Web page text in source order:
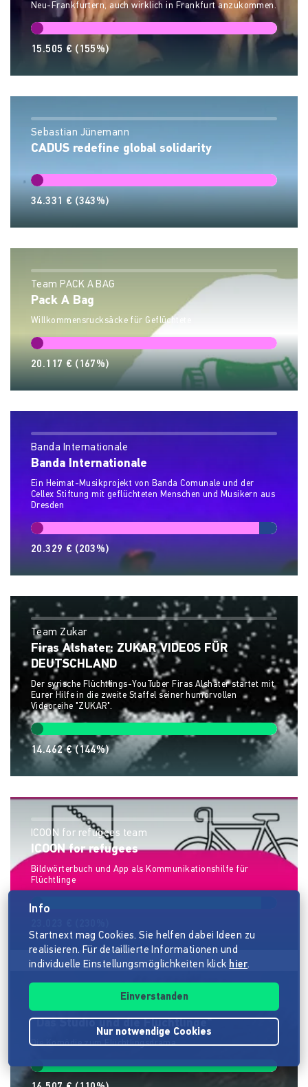
Neu-Frankfurtern, auch wirklich in Frankfurt anzukommen.
15.505 € (155%)
Sebastian Jünemann
CADUS redefine global solidarity
34.331 € (343%)
Team PACK A BAG
Pack A Bag
Willkommensrucksäcke für Geflüchtete
20.117 € (167%)
Banda Internationale
Banda Internationale
Ein Heimat-Musikprojekt von Banda Comunale und der
Cellex Stiftung mit geflüchteten Menschen und Musikern aus
Dresden
20.329 € (203%)
Team Zukar
Firas Alshater: ZUKAR VIDEOS FÜR
DEUTSCHLAND
Der syrische Flüchtlings-YouTuber Firas Alshater startet mit
Eurer Hilfe in die zweite Staffel seiner humorvollen
Videoreihe "ZUKAR".
14.462 €(144%)
ICOON for refugees team
ICOON for refugees
Bildwörterbuch und App als Kommunikationshilfe für
Flüchtlinge
Alsterfilm-Team
"Das Studio und die Flüchtlinge"
Die Komödie zum Flüchtlingsdrama
Info
Startnext mag Cookies. Sie helfen dabei Ideen zu
realisieren. Für detaillierte Informationen und
individuelle Einstellungsmöglichkeiten klick hier.
Einverstanden
Nur notwendige Cookies